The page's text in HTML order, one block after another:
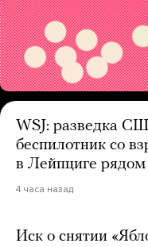
WSJ: разведка
беспилотник со
в Лейпциге
4 часа назад
Иск о снятии